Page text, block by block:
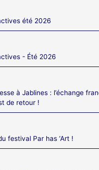
été 2026
- Été 2026
à Jablines : l’échange
de retour !
festival Par has ‘Art !